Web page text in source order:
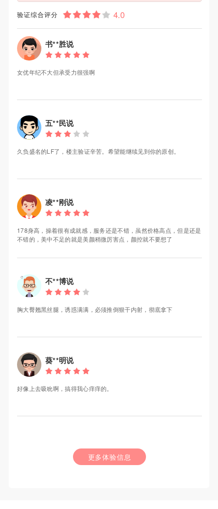
验证综合评分
书**胜说
女优年纪不大但承受力很强啊
五**民说
久负盛名的LF了，楼主验证辛苦。希望能继续见到你的原创。
凌**刚说
178身高，操着很有成就感，服务还是不错，虽然价格高点，但是还是
不错的，美中不足的就是美颜稍微厉害点，颜控就不要想了
不**博说
胸大臀翘黑丝腿，诱惑满满，必须推倒狠干内射，彻底拿下
葵**明说
好像上去吸吮啊，搞得我心痒痒的。
更多体验信息